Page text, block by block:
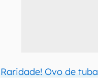
Raridade! Ovo de